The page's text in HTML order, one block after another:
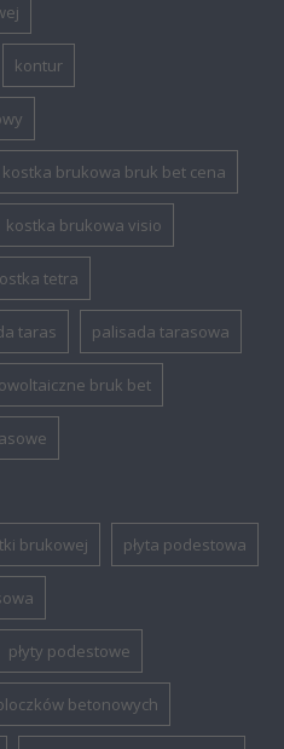
kontur
kostka brukowa bruk bet cena
kostka brukowa visio
tetra
taras palisada tarasowa
bruk bet
brukowej płyta podestowa
płyty podestowe
betonowych